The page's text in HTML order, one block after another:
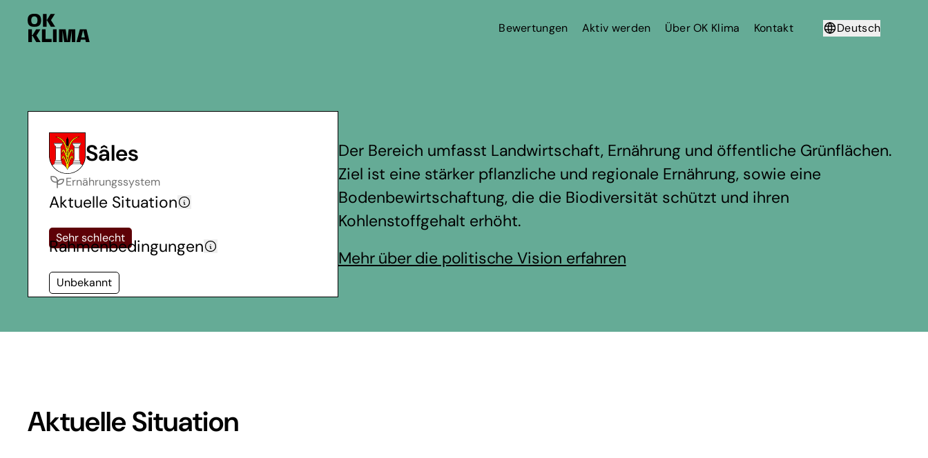
Bewertungen Aktiv werden Über OK Klima Kontakt
Deutsch
Sâles
Ernährungssystem
Aktuelle Situation
Sehr schlecht
Rahmenbedingungen
Unbekannt
Der Bereich umfasst Landwirtschaft, Ernährung und öffentliche Grünflächen.
Ziel ist eine stärker pflanzliche und regionale Ernährung, sowie eine
Bodenbewirtschaftung, die die Biodiversität schützt und ihren
Kohlenstoffgehalt erhöht.
Mehr über die politische Vision erfahren
Aktuelle Situation